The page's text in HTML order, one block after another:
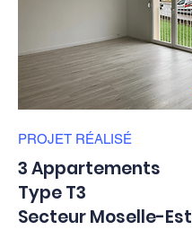
PROJET RÉALISÉ
3 Appartements
Type T3
Secteur Moselle-Est